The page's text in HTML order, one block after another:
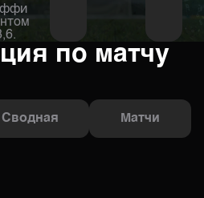
по матчу
Сводная Матчи